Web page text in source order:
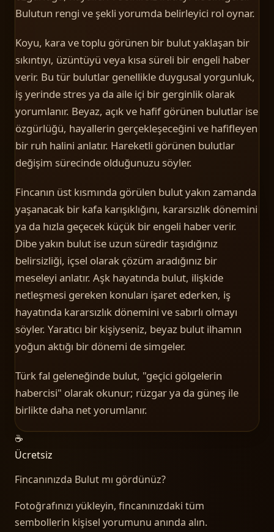
Bulutun rengi ve şekli yorumda belirleyici rol oynar.
Koyu, kara ve toplu görünen bir bulut yaklaşan bir
sıkıntıyı, üzüntüyü veya kısa süreli bir engeli haber
verir. Bu tür bulutlar genellikle duygusal yorgunluk,
iş yerinde stres ya da aile içi bir gerginlik olarak
yorumlanır. Beyaz, açık ve hafif görünen bulutlar ise
özgürlüğü, hayallerin gerçekleşeceğini ve hafifleyen
bir ruh halini anlatır. Hareketli görünen bulutlar
değişim sürecinde olduğunuzu söyler.
Fincanın üst kısmında görülen bulut yakın zamanda
yaşanacak bir kafa karışıklığını, kararsızlık dönemini
ya da hızla geçecek küçük bir engeli haber verir.
Dibe yakın bulut ise uzun süredir taşıdığınız
belirsizliği, içsel olarak çözüm aradığınız bir
meseleyi anlatır. Aşk hayatında bulut, ilişkide
netleşmesi gereken konuları işaret ederken, iş
hayatında kararsızlık dönemini ve sabırlı olmayı
söyler. Yaratıcı bir kişiyseniz, beyaz bulut ilhamın
yoğun aktığı bir dönemi de simgeler.
Türk fal geleneğinde bulut, "geçici gölgelerin
habercisi" olarak okunur; rüzgar ya da güneş ile
birlikte daha net yorumlanır.
☕
Ücretsiz
Fincanınızda Bulut mı gördünüz?
Fotoğrafınızı yükleyin, fincanınızdaki tüm
sembollerin kişisel yorumunu anında alın.